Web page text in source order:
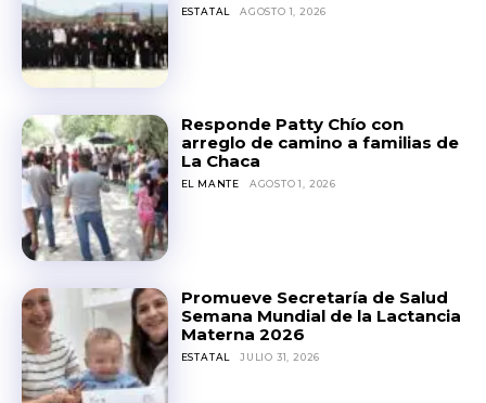
ESTATAL AGOSTO 1, 2026
Responde Patty Chío con
arreglo de camino a familias de
La Chaca
EL MANTE AGOSTO 1, 2026
Promueve Secretaría de Salud
Semana Mundial de la Lactancia
Materna 2026
ESTATAL JULIO 31, 2026